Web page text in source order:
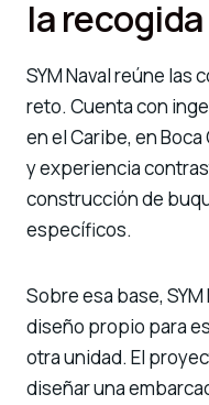
la
SYM Naval reúne las
reto. Cuenta con
en el Caribe, en
y experiencia
construcción de
específicos.
Sobre esa base,
diseño propio para
otra unidad. El
diseñar una